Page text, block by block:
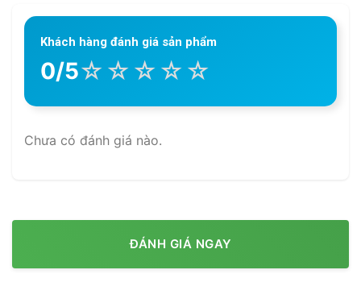
Khách hàng đánh giá sản phẩm
0/5☆ ☆ ☆ ☆ ☆
Chưa có đánh giá nào.
ĐÁNH GIÁ NGAY